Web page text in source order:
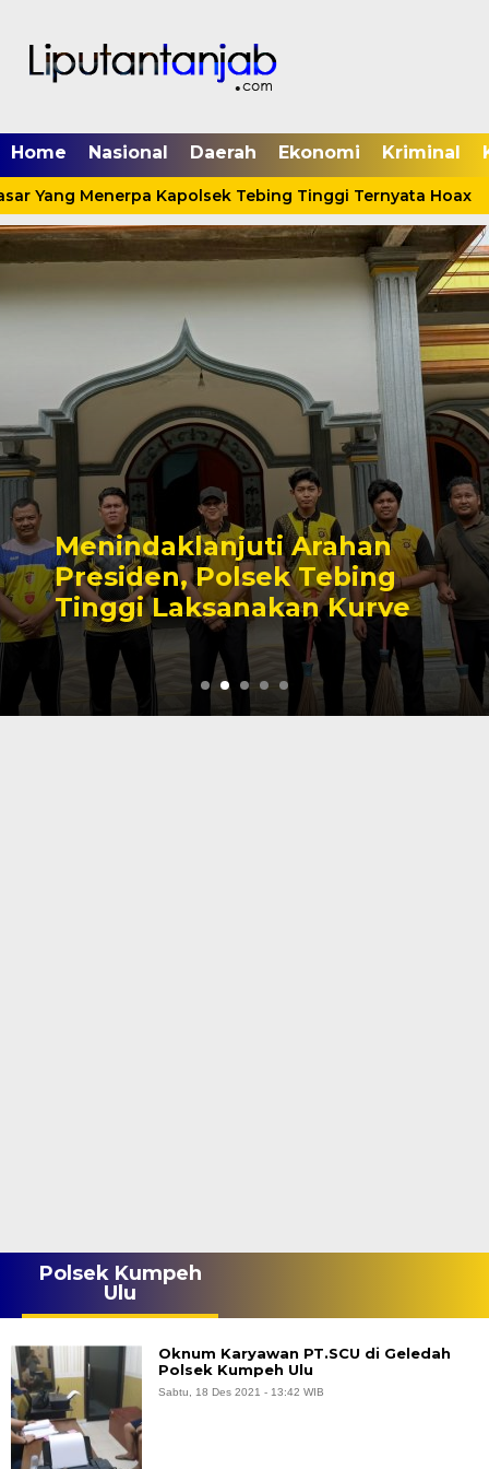
Home Nasional Daerah Ekonomi Kriminal
Yang Menerpa Kapolsek Tebing Tinggi Ternyata Hoax
Cinta Ditolak,
Tewas Gantung Diri Di
Tanjab Barat
Polsek Kumpeh
Ulu
Oknum Karyawan PT.SCU di Geledah
Polsek Kumpeh Ulu
Sabtu, 18 Des 2021 - 13:42 WIB